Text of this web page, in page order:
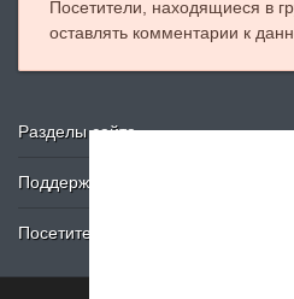
Посетители, находящиеся в
оставлять комментарии к
Разделы сайта
Поддержка
Посетителю